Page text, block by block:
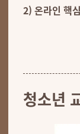
2) 온라인 핵
청소년